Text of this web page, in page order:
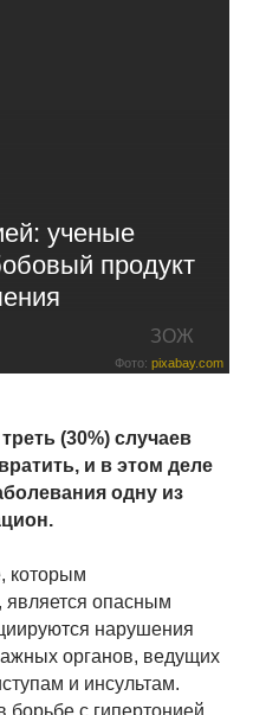
ученые
продукт
ЗОЖ
Фото: pixabay.com
(30%) случаев
и в этом деле
одну из
которым
является опасным
нарушения
органов, ведущих
и инсультам.